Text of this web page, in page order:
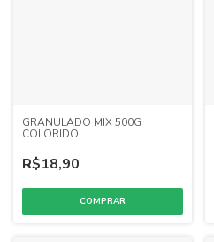
GRANULADO MIX 500G
COLORIDO
R$18,90